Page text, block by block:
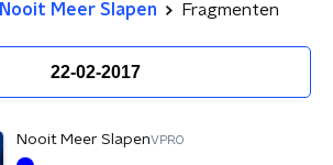
Nooit Meer Slapen Fragmenten
22-02-2017
Nooit Meer SlapenVPRO